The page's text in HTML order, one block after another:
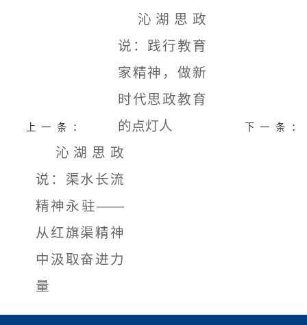
上一条：
沁湖思政
说：践行教育
家精神，做新
时代思政教育
的点灯人
下一条：
沁湖思政
说：渠水长流
精神永驻——
从红旗渠精神
中汲取奋进力
量